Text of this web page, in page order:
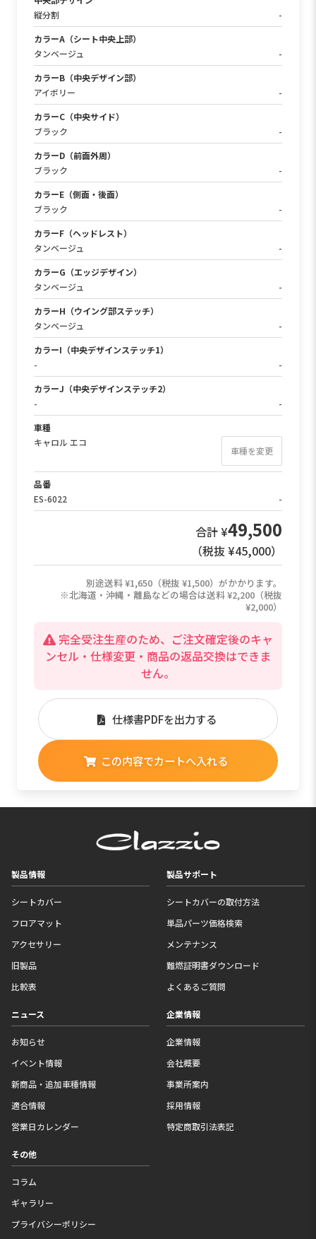
縦分割
-
カラーA（シート中央上部）
タンベージュ
-
カラーB（中央デザイン部）
アイボリー
-
カラーC（中央サイド）
ブラック
-
カラーD（前面外周）
ブラック
-
カラーE（側面・後面）
ブラック
-
カラーF（ヘッドレスト）
タンベージュ
-
カラーG（エッジデザイン）
タンベージュ
-
カラーH（ウイング部ステッチ）
タンベージュ
-
カラーI（中央デザインステッチ1）
-
-
カラーJ（中央デザインステッチ2）
-
-
車種
キャロル エコ
車種を変更
品番
ES-6022
-
合計 ¥49,500
（税抜 ¥45,000）
別途送料 ¥1,650（税抜 ¥1,500）がかかります。
※北海道・沖縄・離島などの場合は送料 ¥2,200（税抜
¥2,000）
完全受注生産のため、ご注文確定後のキャ
ンセル・仕様変更・商品の返品交換はできま
せん。
仕様書PDFを出力する
この内容でカートへ入れる
製品情報
シートカバー
フロアマット
アクセサリー
旧製品
比較表
製品サポート
シートカバーの取付方法
単品パーツ価格検索
メンテナンス
難燃証明書ダウンロード
よくあるご質問
ニュース
お知らせ
イベント情報
新商品・追加車種情報
適合情報
営業日カレンダー
企業情報
企業情報
会社概要
事業所案内
採用情報
特定商取引法表記
その他
コラム
ギャラリー
プライバシーポリシー